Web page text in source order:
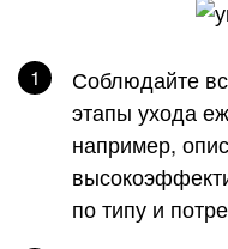
Соблюдайте
этапы ухода
например,
по типу и